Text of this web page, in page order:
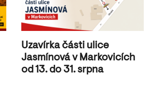
Uzavírka části ulice
Jasmínová v Markovicích
od 13. do 31. srpna